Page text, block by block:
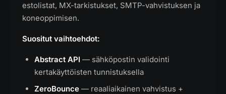
estolistat, MX-tarkistukset, SMTP-vahvistuksen ja
koneoppimisen.
Suositut vaihtoehdot:
Abstract API — sähköpostin validointi
kertakäyttöisten tunnistuksella
ZeroBounce — reaaliaikainen vahvistus +